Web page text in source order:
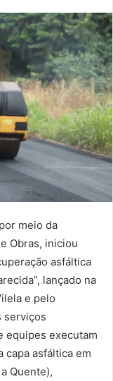
meio da
Obras, iniciou
asfáltica
lançado na
e pelo
serviços
equipes executam
capa asfáltica em
Quente),